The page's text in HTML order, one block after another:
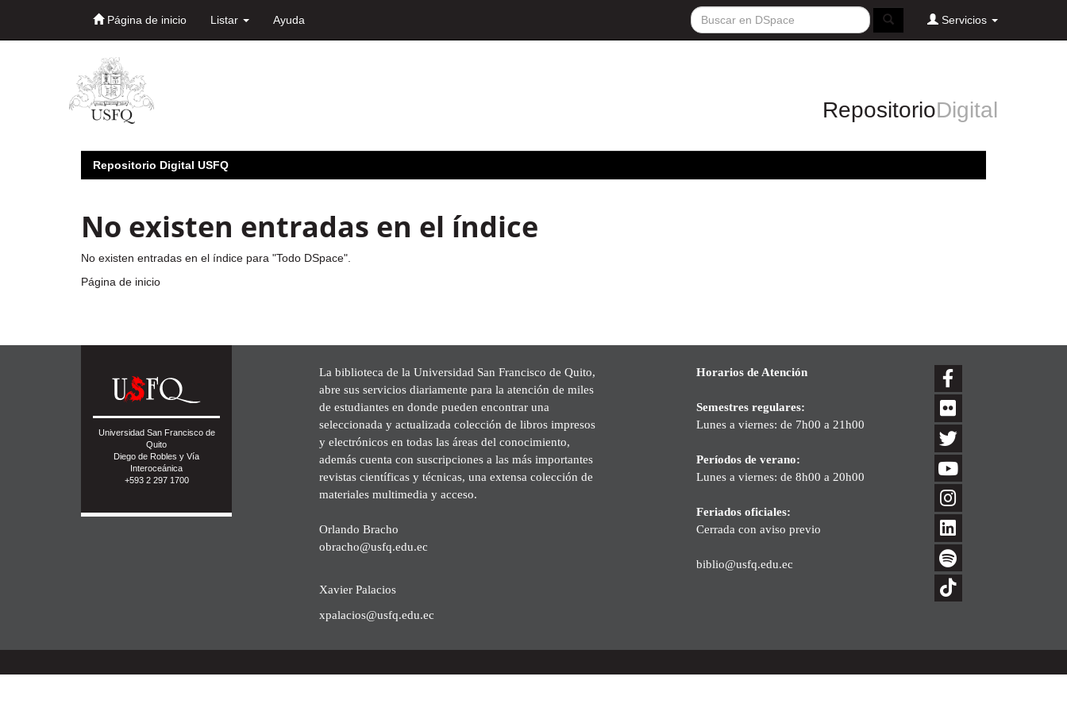
Página de inicio Listar Ayuda Servicios
RepositorioDigital
Repositorio Digital USFQ
No existen entradas en el índice
No existen entradas en el índice para "Todo DSpace".
Página de inicio
Universidad San Francisco de
Quito
Diego de Robles y Vía
Interoceánica
+593 2 297 1700
La biblioteca de la Universidad San Francisco de Quito,
abre sus servicios diariamente para la atención de miles
de estudiantes en donde pueden encontrar una
seleccionada y actualizada colección de libros impresos
y electrónicos en todas las áreas del conocimiento,
además cuenta con suscripciones a las más importantes
revistas científicas y técnicas, una extensa colección de
materiales multimedia y acceso.
Orlando Bracho
obracho@usfq.edu.ec
Xavier Palacios
xpalacios@usfq.edu.ec
Horarios de Atención
Semestres regulares:
Lunes a viernes: de 7h00 a 21h00
Períodos de verano:
Lunes a viernes: de 8h00 a 20h00
Feriados oficiales:
Cerrada con aviso previo
biblio@usfq.edu.ec